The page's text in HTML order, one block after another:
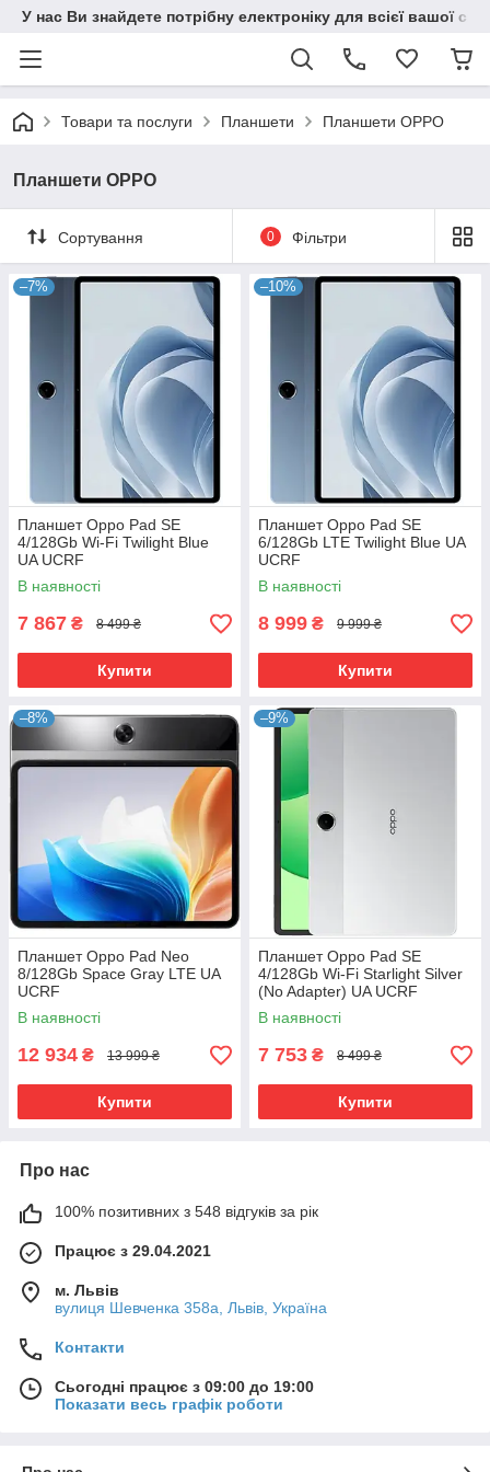
У нас Ви знайдете потрібну електроніку для всієї вашої
Товари та послуги Планшети Планшети OPPO
Планшети OPPO
Сортування 0 Фільтри
–7%
Планшет Oppo Pad SE
4/128Gb Wi-Fi Twilight Blue
UA UCRF
В наявності
7 867 ₴ 8 499 ₴
Купити
–10%
Планшет Oppo Pad SE
6/128Gb LTE Twilight Blue UA
UCRF
В наявності
8 999 ₴ 9 999 ₴
Купити
–8%
Планшет Oppo Pad Neo
8/128Gb Space Gray LTE UA
UCRF
В наявності
12 934 ₴ 13 999 ₴
Купити
–9%
Планшет Oppo Pad SE
4/128Gb Wi-Fi Starlight Silver
(No Adapter) UA UCRF
В наявності
7 753 ₴ 8 499 ₴
Купити
Про нас
100% позитивних з 548 відгуків за рік
Працює з 29.04.2021
м. Львів
вулиця Шевченка 358а, Львів, Україна
Контакти
Сьогодні працює з 09:00 до 19:00
Показати весь графік роботи